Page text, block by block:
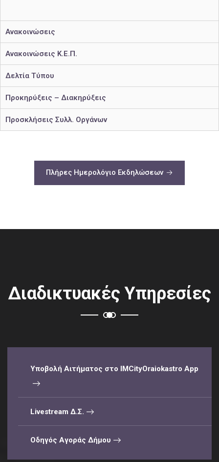
Ανακοινώσεις
Ανακοινώσεις Κ.Ε.Π.
Δελτία Τύπου
Προκηρύξεις – Διακηρύξεις
Προσκλήσεις Συλλ. Οργάνων
Πλήρες Ημερολόγιο Εκδηλώσεων
Διαδικτυακές Υπηρεσίες
Υποβολή Αιτήματος στο IMCityOraiokastro App
Livestream Δ.Σ.
Οδηγός Αγοράς Δήμου